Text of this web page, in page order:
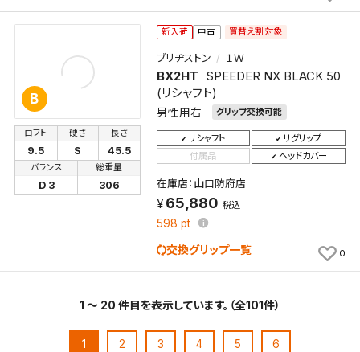
B
新入荷 中古 買替え割対象
ブリヂストン １Ｗ
BX2HT SPEEDER NX BLACK 50
(リシャフト)
男性用右 グリップ交換可能
ロフト
9.5
硬さ
S
長さ
45.5
バランス
D 3
総重量
306
リシャフト
リグリップ
付属品
ヘッドカバー
在庫店：山口防府店
65,880 税込
598 pt
交換グリップ一覧 0
1 ～ 20 件目を表示しています。（全101件）
1 2 3 4 5 6